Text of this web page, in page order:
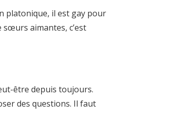
platonique, il est gay pour
aimantes, c’est
être depuis toujours.
des questions. Il faut